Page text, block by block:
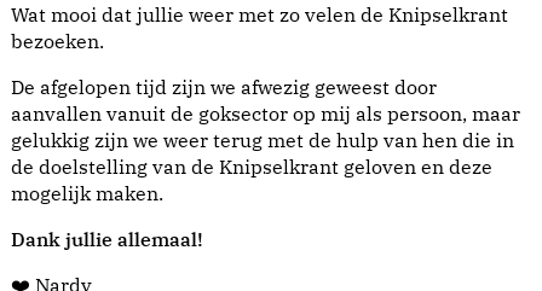
Wat mooi dat jullie weer met zo velen de Knipselkrant
bezoeken.
De afgelopen tijd zijn we afwezig geweest door
aanvallen vanuit de goksector op mij als persoon, maar
gelukkig zijn we weer terug met de hulp van hen die in
de doelstelling van de Knipselkrant geloven en deze
mogelijk maken.
Dank jullie allemaal!
❤️ Nardy